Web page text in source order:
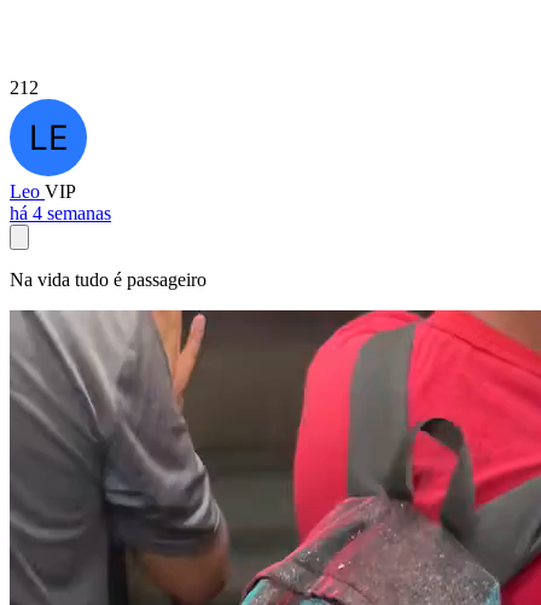
212
Leo VIP
há 4 semanas
Na vida tudo é passageiro